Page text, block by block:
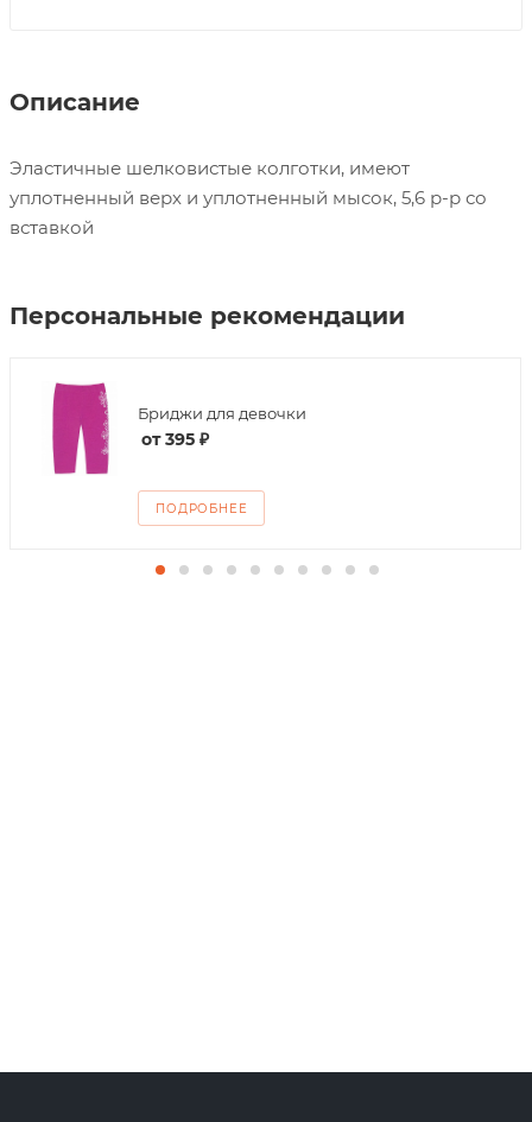
Описание
Эластичные шелковистые колготки, имеют
уплотненный верх и уплотненный мысок, 5,6 р-р со
вставкой
Персональные рекомендации
Бриджи для девочки
от395 ₽
ПОДРОБНЕЕ